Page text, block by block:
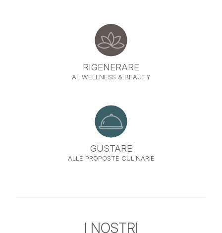
RIGENERARE
AL WELLNESS & BEAUTY
GUSTARE
ALLE PROPOSTE CULINARIE
I NOSTRI